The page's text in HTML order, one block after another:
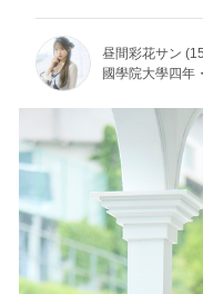
昼間彩花サン
國學院大學四年